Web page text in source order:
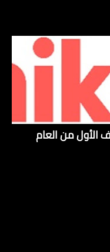
الأول من العام